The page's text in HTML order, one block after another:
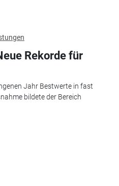
Rekorde für
Jahr Bestwerte in fast
bildete der Bereich